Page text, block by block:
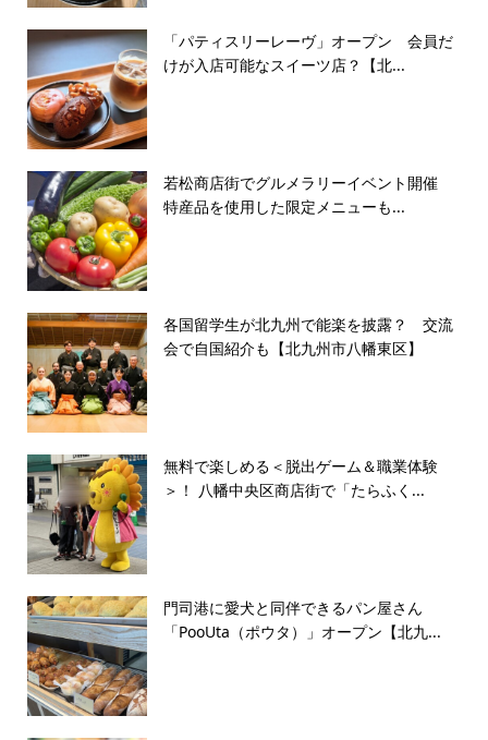
「パティスリーレーヴ」オープン 会員だ
けが入店可能なスイーツ店？【北...
若松商店街でグルメラリーイベント開催
特産品を使用した限定メニューも...
各国留学生が北九州で能楽を披露？ 交流
会で自国紹介も【北九州市八幡東区】
無料で楽しめる＜脱出ゲーム＆職業体験
＞！ 八幡中央区商店街で「たらふく...
門司港に愛犬と同伴できるパン屋さん
「PooUta（ポウタ）」オープン【北九...